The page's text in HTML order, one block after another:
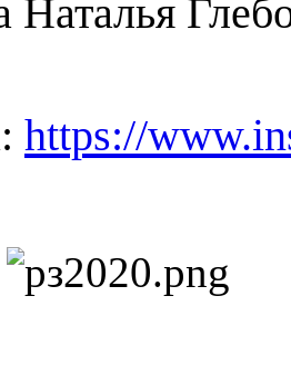
Наталья
https://